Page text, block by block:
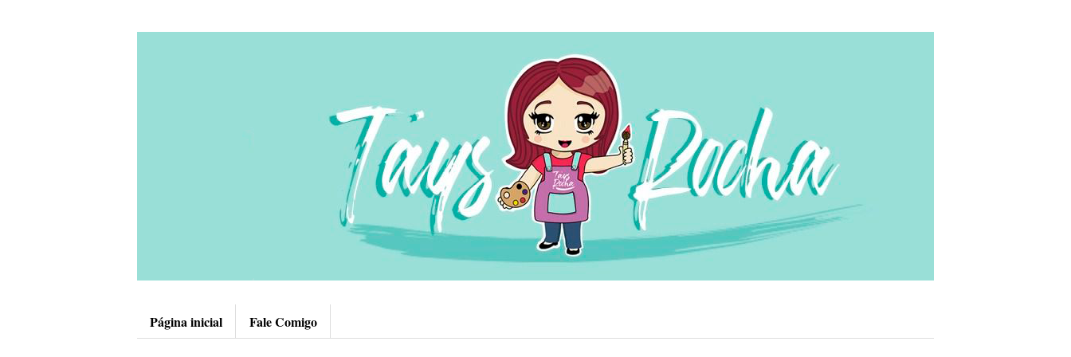
Página inicial Fale Comigo